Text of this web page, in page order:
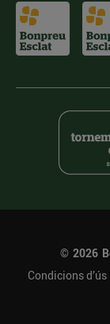
© 2026
Condicions d’ús